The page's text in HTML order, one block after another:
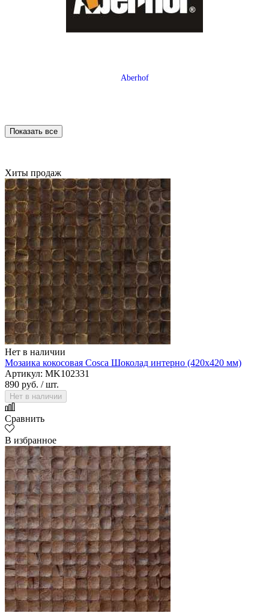
Aberhof
Allure Floor
Alsafloor
Показать все
Хиты продаж
Нет в наличии
Мозаика кокосовая Cosca Шоколад интерно (420х420 мм)
Артикул: MK102331
890 руб. / шт.
Нет в наличии
Сравнить
В избранное